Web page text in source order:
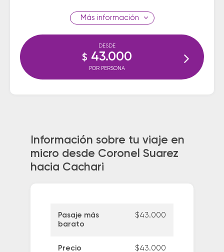
información
DESDE
$ 43.000
POR PERSONA
Información sobre tu viaje en
micro desde Coronel Suarez
hacia Cachari
Pasaje más
barato
$43.000
Precio
$43.000